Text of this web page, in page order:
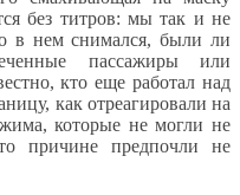
без титров: мы так и не
в нем снимался, были ли
пассажиры или
кто еще работал над
как отреагировали на
которые не могли не
причине предпочли не